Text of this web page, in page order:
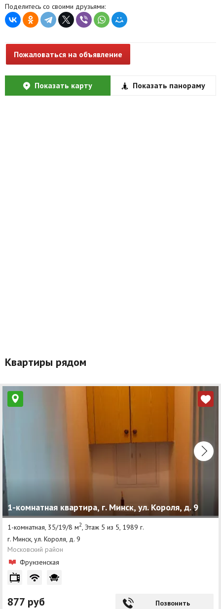
Поделитесь со своими друзьями:
Пожаловаться на объявление
Показать карту Показать панораму
Квартиры рядом
1-комнатная квартира, г. Минск, ул. Короля, д. 9
1-комнатная, 35/19/8 м2 , Этаж 5 из 5, 1989 г.
г. Минск, ул. Короля, д. 9
Московский район
Фрунзенская
877 руб Позвонить